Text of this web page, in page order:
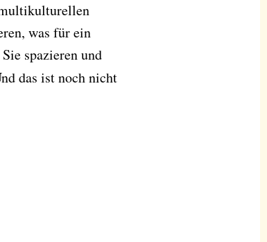
was für ein
spazieren und
das ist noch nicht